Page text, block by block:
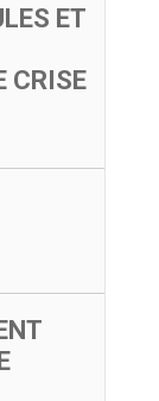
ET
CRISE